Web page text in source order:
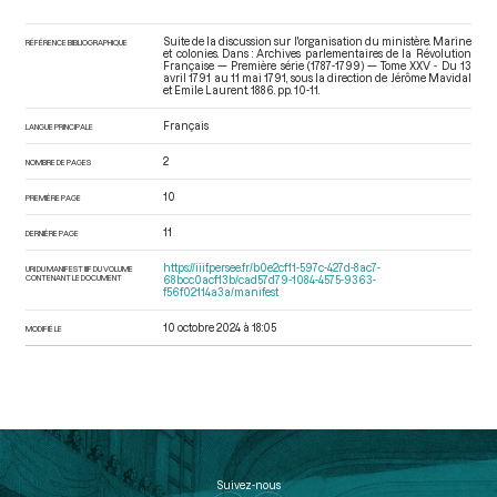
RÉFÉRENCE BIBLIOGRAPHIQUE
Suite de la discussion sur l'organisation du ministère. Marine
et colonies. Dans : Archives parlementaires de la Révolution
Française — Première série (1787-1799) — Tome XXV - Du 13
avril 1791 au 11 mai 1791 , sous la direction de Jérôme Mavidal
et Emile Laurent. 1886. pp. 10-11.
LANGUE PRINCIPALE Français
NOMBRE DE PAGES 2
PREMIÈRE PAGE 10
DERNIÈRE PAGE 11
URI DU MANIFEST IIIF DU VOLUME
CONTENANT LE DOCUMENT
https://iiif.persee.fr/b0e2cf11-597c-427d-8ac7-
68bcc0acf13b/cad57d79-1084-4575-9363-
f56f02114a3a/manifest
MODIFIÉ LE 10 octobre 2024 à 18:05
Suivez-nous